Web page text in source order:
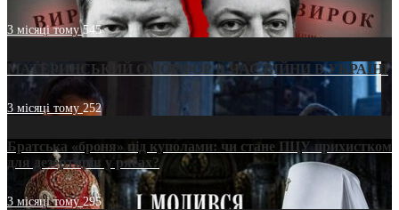
3 місяці тому545
МАТЕРИНСЬКИЙ ОМОРФОР В ЧАС ВІЙНИ В УКРАЇНІ
3 місяці тому252
Братська «броня» під куполами: чи стане ПЦУ прихистком
для дезертирів у рясах?
3 місяці тому295